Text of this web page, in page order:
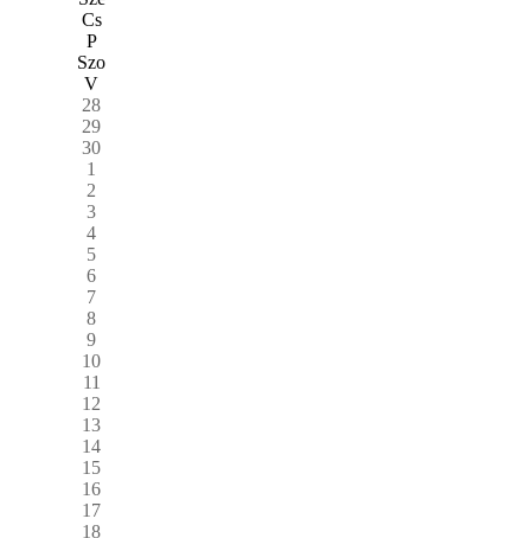
Cs
P
Szo
V
28
29
30
1
2
3
4
5
6
7
8
9
10
11
12
13
14
15
16
17
18